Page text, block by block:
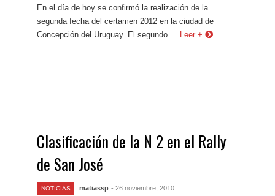
En el día de hoy se confirmó la realización de la
segunda fecha del certamen 2012 en la ciudad de
Concepción del Uruguay. El segundo ... Leer +
Clasificación de la N 2 en el Rally
de San José
NOTICIAS matiassp - 26 noviembre, 2010